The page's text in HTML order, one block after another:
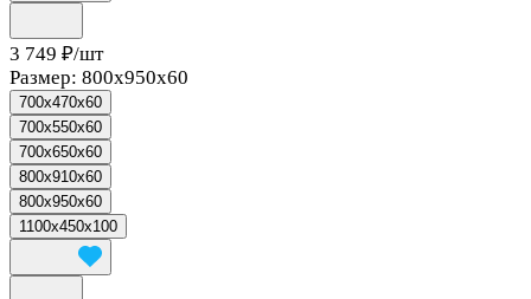
3 749 ₽/шт
Размер: 800x950x60
700x470x60
700x550x60
700x650x60
800x910x60
800x950x60
1100x450x100